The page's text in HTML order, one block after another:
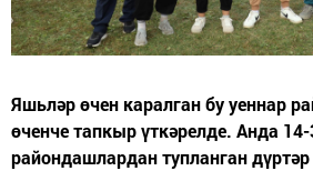
Яшьләр өчен каралган бу уеннар
өченче тапкыр үткәрелде. Анда
райондашлардан тупланган